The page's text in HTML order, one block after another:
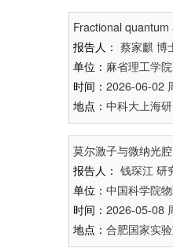
Fractional
报告人： 蔡家麒博
单位： 麻省理工学院
时间： 2026-06-02
地点： 中科大上海
莫尔激子与微纳光
报告人： 钱琛江 研
单位： 中国科学院
时间： 2026-05-08
地点： 合肥国家实